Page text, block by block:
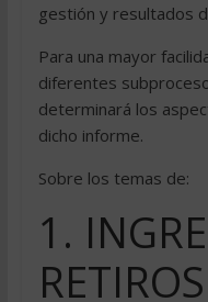
gestión y resultados
Para una mayor
diferentes
determinará los
dicho informe.
Sobre los temas de:
1.